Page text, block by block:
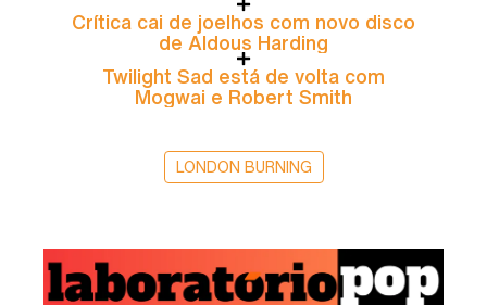
Crítica cai de joelhos com novo disco
de Aldous Harding
Twilight Sad está de volta com
Mogwai e Robert Smith
LONDON BURNING